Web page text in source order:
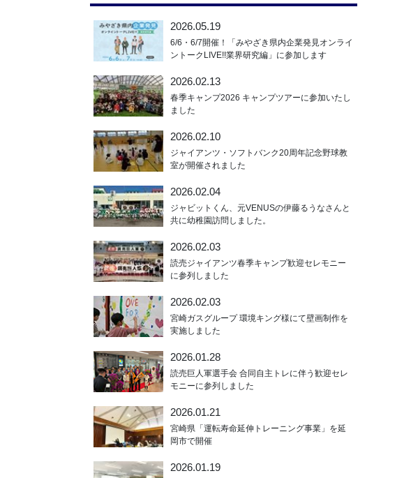
2026.05.19
6/6・6/7開催！「みやざき県内企業発見オンライ
ントークLIVE!!業界研究編」に参加します
2026.02.13
春季キャンプ2026 キャンプツアーに参加いたし
ました
2026.02.10
ジャイアンツ・ソフトバンク20周年記念野球教
室が開催されました
2026.02.04
ジャビットくん、元VENUSの伊藤るうなさんと
共に幼稚園訪問しました。
2026.02.03
読売ジャイアンツ春季キャンプ歓迎セレモニー
に参列しました
2026.02.03
宮崎ガスグループ 環境キング様にて壁画制作を
実施しました
2026.01.28
読売巨人軍選手会 合同自主トレに伴う歓迎セレ
モニーに参列しました
2026.01.21
宮崎県「運転寿命延伸トレーニング事業」を延
岡市で開催
2026.01.19